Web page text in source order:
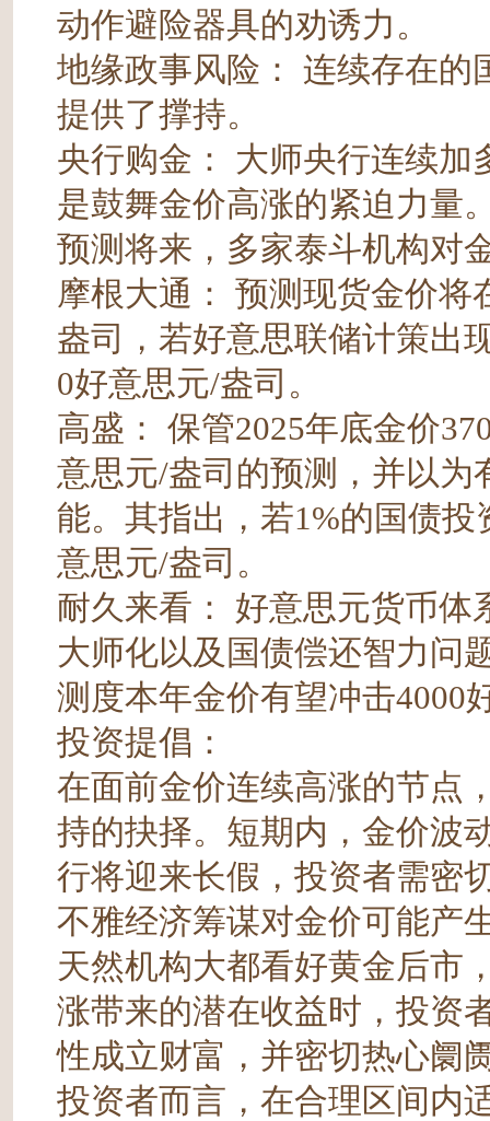
动作避险器具的劝诱力。
地缘政事风险： 连续存在的
提供了撑持。
央行购金： 大师央行连续
是鼓舞金价高涨的紧迫力量
预测将来，多家泰斗机构对
摩根大通： 预测现货金价将
盎司，若好意思联储计策出
0好意思元/盎司。
高盛： 保管2025年底金价
意思元/盎司的预测，并以为
能。其指出，若1%的国债
意思元/盎司。
耐久来看： 好意思元货币
大师化以及国债偿还智力问
测度本年金价有望冲击4000
投资提倡：
在面前金价连续高涨的节点
持的抉择。短期内，金价波
行将迎来长假，投资者需密
不雅经济筹谋对金价可能产
天然机构大都看好黄金后市
涨带来的潜在收益时，投资
性成立财富，并密切热心阛
投资者而言，在合理区间内